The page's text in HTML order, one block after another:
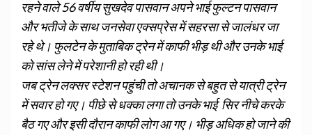
रहने वाले 56 वर्षीय सुखदेव पासवान अपने भाई फुल्टन पासवान
और भतीजे के साथ जनसेवा एक्सप्रेस में सहरसा से जालंधर जा
रहे थे। फुलटेन के मुताबिक ट्रेन में काफी भीड़ थी और उनके भाई
को सांस लेने में परेशानी हो रही थी।
जब ट्रेन लक्सर स्टेशन पहुंची तो अचानक से बहुत से यात्री ट्रेन
में सवार हो गए। पीछे से धक्का लगा तो उनके भाई सिर नीचे करके
बैठ गए और इसी दौरान काफी लोग आ गए। भीड़ अधिक हो जाने की